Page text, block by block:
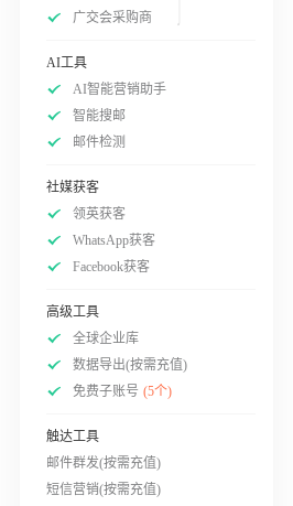
广交会采购商
AI工具
AI智能营销助手
智能搜邮
邮件检测
社媒获客
领英获客
WhatsApp获客
Facebook获客
高级工具
全球企业库
数据导出(按需充值)
免费子账号 (5个)
触达工具
邮件群发(按需充值)
短信营销(按需充值)